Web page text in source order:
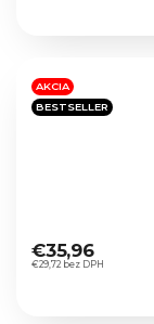
hviezdičiek.
AKCIA
BESTSELLER
hodnotenie
produktu
€29,72 bez DPH
€35,96